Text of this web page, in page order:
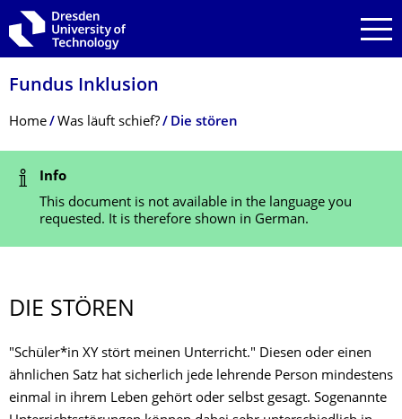
Skip to main navigation
Skip to search
Skip to content
Fundus Inklusion
Breadcrumb Menu
Home Was läuft schief? Die stören
Status Message
Info
This document is not available in the language you
requested. It is therefore shown in German.
DIE STÖREN
"Schüler*in XY stört meinen Unterricht." Diesen oder einen
ähnlichen Satz hat sicherlich jede lehrende Person mindestens
einmal in ihrem Leben gehört oder selbst gesagt. Sogenannte